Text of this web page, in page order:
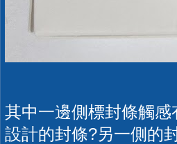
其中一邊側標封條觸
設計的封條?另一側的